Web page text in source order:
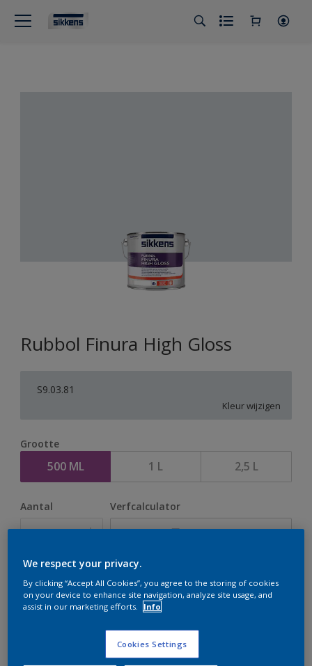
Rubbol Finura High Gloss
S9.03.81
Kleur wijzigen
Grootte
500 ML 1 L 2,5 L
Aantal Verfcalculator
Bereken
Op dit moment is het niet mogelijk dit product online
te bestellen. Houd de website in de gaten, we werken
er hard aan om de voorraad aan te vullen.
We respect your privacy.
By clicking “Accept All Cookies”, you agree to the storing of cookies
on your device to enhance site navigation, analyze site usage, and
assist in our marketing efforts.
Info
Cookies Settings